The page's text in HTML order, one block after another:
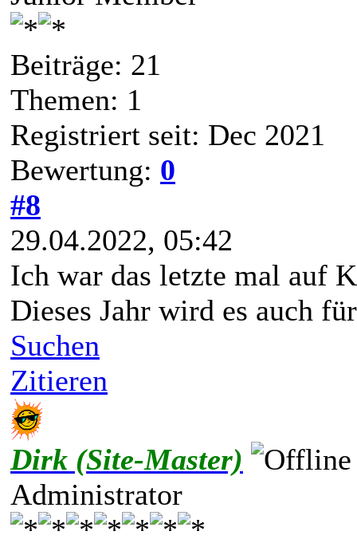
Beiträge: 21
Themen: 1
Registriert seit: Dec 2021
Bewertung: 0
#8
29.04.2022, 05:42
Ich war das letzte mal auf
Dieses Jahr wird es auch
Suchen
Zitieren
Dirk (Site-Master)
Administrator